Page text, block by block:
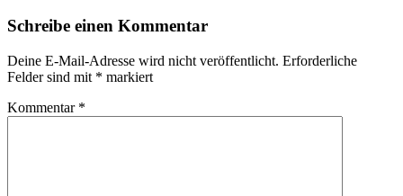
Schreibe einen Kommentar
Deine E-Mail-Adresse wird nicht veröffentlicht. Erforderliche
Felder sind mit * markiert
Kommentar *